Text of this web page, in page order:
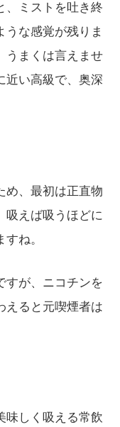
、ミストを吐き終
うな感覚が残りま
うまくは言えませ
近い高級で、奥深
め、最初は正直物
吸えば吸うほどに
ね。
すが、ニコチンを
えると元喫煙者は
味しく吸える常飲